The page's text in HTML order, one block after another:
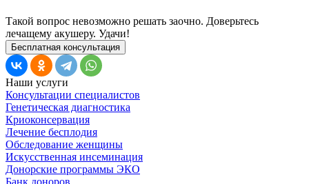
Такой вопрос невозможно решать заочно. Доверьтесь
лечащему акушеру. Удачи!
Бесплатная консультация
Наши услуги
Консультации специалистов
Генетическая диагностика
Криоконсервация
Лечение бесплодия
Обследование женщины
Искусственная инсеминация
Донорские программы ЭКО
Банк доноров